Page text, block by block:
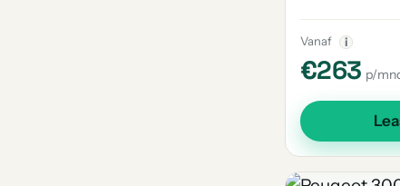
Vanaf i
€263 p/